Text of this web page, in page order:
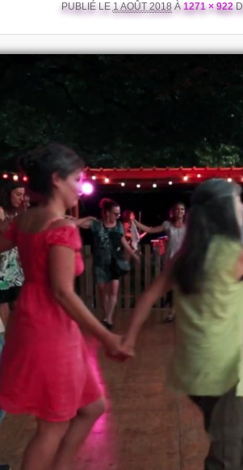
PUBLIÉ LE 1 AOÛT 2018À1271 × 922